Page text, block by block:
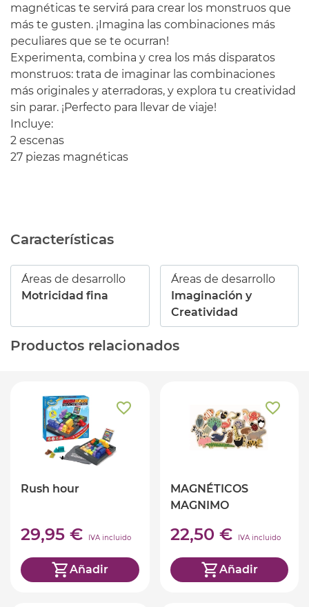
magnéticas te servirá para crear los monstruos que
más te gusten. ¡Imagina las combinaciones más
peculiares que se te ocurran!
Experimenta, combina y crea los más disparatos
monstruos: trata de imaginar las combinaciones
más originales y aterradoras, y explora tu creatividad
sin parar. ¡Perfecto para llevar de viaje!
Incluye:
2 escenas
27 piezas magnéticas
Características
Áreas de desarrollo
Motricidad fina
Áreas de desarrollo
Imaginación y
Creatividad
Productos relacionados
Rush hour
29,95 € IVA incluido
Añadir
MAGNÉTICOS
MAGNIMO
22,50 € IVA incluido
Añadir